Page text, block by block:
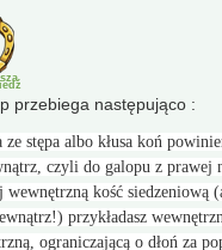
przebiega następująco :
ze stępa albo kłusa koń
czyli do galopu z prawej
wewnętrzną kość siedzeniową
przykładasz
ograniczającą o dłoń za